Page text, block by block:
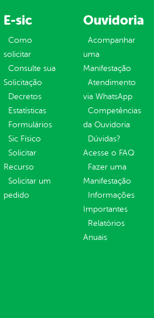
E-sic
Como
solicitar
Consulte sua
Solicitação
Decretos
Estatísticas
Formulários
Sic Físico
Solicitar
Recurso
Solicitar um
pedido
Ouvidoria
Acompanhar
uma
Manifestação
Atendimento
via WhatsApp
Competências
da Ouvidoria
Dúvidas?
Acesse o FAQ
Fazer uma
Manifestação
Informações
Importantes
Relatórios
Anuais